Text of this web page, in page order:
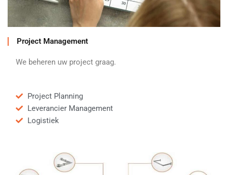
Project Management
We beheren uw project graag.
Project Planning
Leverancier Management
Logistiek